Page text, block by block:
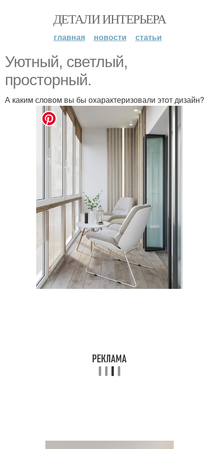
ДЕТАЛИ ИНТЕРЬЕРА
главная новости статьи
Уютный, светлый,
просторный.
А каким словом вы бы охарактеризовали этот дизайн?